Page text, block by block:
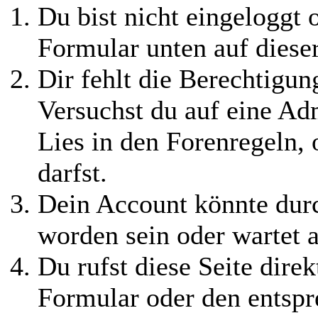
Du bist nicht eingeloggt
Formular unten auf
Dir fehlt die
Versuchst du auf eine
Lies in den Forenregeln,
darfst.
Dein Account könnte
worden sein oder wartet
Du rufst diese Seite
Formular oder den